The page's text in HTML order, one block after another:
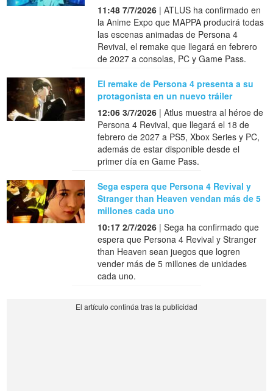
11:48 7/7/2026 | ATLUS ha confirmado en
la Anime Expo que MAPPA producirá todas
las escenas animadas de Persona 4
Revival, el remake que llegará en febrero
de 2027 a consolas, PC y Game Pass.
El remake de Persona 4 presenta a su
protagonista en un nuevo tráiler
12:06 3/7/2026 | Atlus muestra al héroe de
Persona 4 Revival, que llegará el 18 de
febrero de 2027 a PS5, Xbox Series y PC,
además de estar disponible desde el
primer día en Game Pass.
Sega espera que Persona 4 Revival y
Stranger than Heaven vendan más de 5
millones cada uno
10:17 2/7/2026 | Sega ha confirmado que
espera que Persona 4 Revival y Stranger
than Heaven sean juegos que logren
vender más de 5 millones de unidades
cada uno.